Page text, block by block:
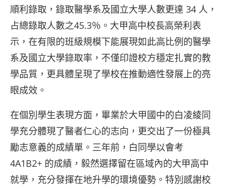
順利錄取，錄取醫學系及國立大學人數更達 34 人，
占總錄取人數之45.3％。大甲高中校長高榮利表
示，在有限的班級規模下能展現如此高比例的醫學
系及國立大學錄取率，不僅印證校方穩定扎實的教
學品質，更具體呈現了學校在推動適性發展上的亮
眼成效。
在個別學生表現方面，畢業於大甲國中的白凌綾同
學充分體現了醫者仁心的志向，更交出了一份極具
勵志意義的成績單。三年前，白同學以會考
4A1B2+ 的成績，毅然選擇留在區域內的大甲高中
就學，充分發揮在地升學的環境優勢。特別感謝校